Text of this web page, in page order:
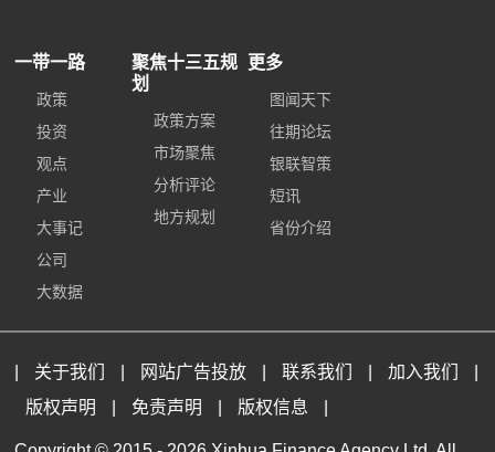
一带一路
政策
投资
观点
产业
大事记
公司
大数据
聚焦十三五规
划
政策方案
市场聚焦
分析评论
地方规划
更多
图闻天下
往期论坛
银联智策
短讯
省份介绍
关于我们 网站广告投放 联系我们 加入我们
版权声明
免责声明 版权信息